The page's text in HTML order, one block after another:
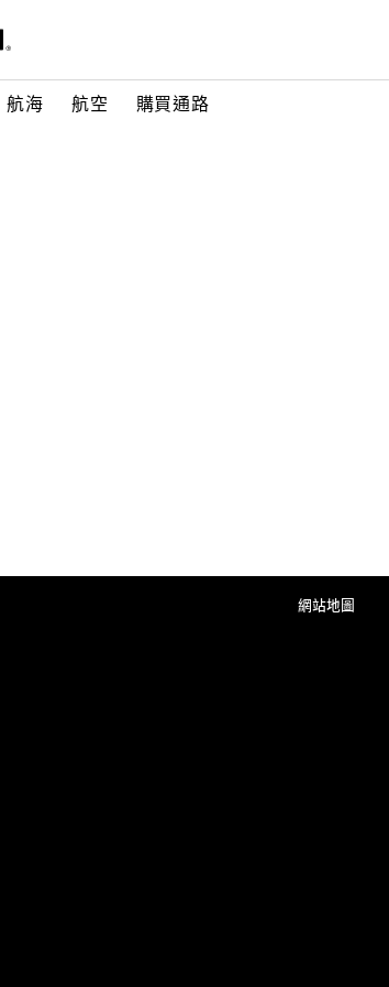
航海 航空 購買通路
網站地圖